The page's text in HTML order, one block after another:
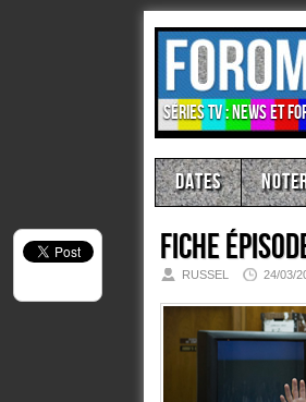
Séries TV : news et
Dates
Fiche
RUSSEL 24/03/